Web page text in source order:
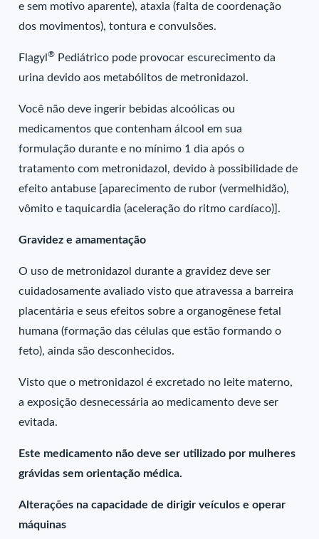
e sem motivo aparente), ataxia (falta de coordenação
dos movimentos), tontura e convulsões.
Flagyl® Pediátrico pode provocar escurecimento da
urina devido aos metabólitos de metronidazol.
Você não deve ingerir bebidas alcoólicas ou
medicamentos que contenham álcool em sua
formulação durante e no mínimo 1 dia após o
tratamento com metronidazol, devido à possibilidade de
efeito antabuse [aparecimento de rubor (vermelhidão),
vômito e taquicardia (aceleração do ritmo cardíaco)].
Gravidez e amamentação
O uso de metronidazol durante a gravidez deve ser
cuidadosamente avaliado visto que atravessa a barreira
placentária e seus efeitos sobre a organogênese fetal
humana (formação das células que estão formando o
feto), ainda são desconhecidos.
Visto que o metronidazol é excretado no leite materno,
a exposição desnecessária ao medicamento deve ser
evitada.
Este medicamento não deve ser utilizado por mulheres
grávidas sem orientação médica.
Alterações na capacidade de dirigir veículos e operar
máquinas